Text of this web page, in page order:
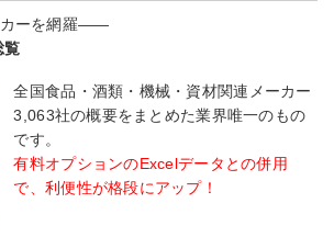
カーを網羅――
覧
全国食品・酒類・機械・資材関連メーカー
3,063社の概要をまとめた業界唯一のもの
です。
有料オプションのExcelデータとの併用
で、利便性が格段にアップ！